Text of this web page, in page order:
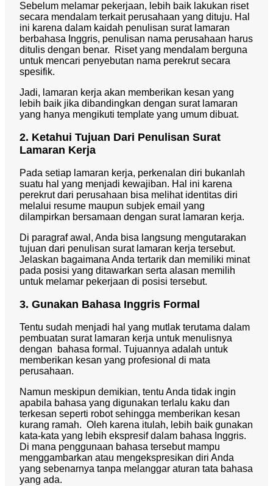
Sebelum melamar pekerjaan, lebih baik lakukan riset
secara mendalam terkait perusahaan yang dituju. Hal
ini karena dalam kaidah penulisan surat lamaran
berbahasa Inggris, penulisan nama perusahaan harus
ditulis dengan benar. Riset yang mendalam berguna
untuk mencari penyebutan nama perekrut secara
spesifik.
Jadi, lamaran kerja akan memberikan kesan yang
lebih baik jika dibandingkan dengan surat lamaran
yang hanya mengikuti template yang umum dibuat.
2. Ketahui Tujuan Dari Penulisan Surat
Lamaran Kerja
Pada setiap lamaran kerja, perkenalan diri bukanlah
suatu hal yang menjadi kewajiban. Hal ini karena
perekrut dari perusahaan bisa melihat identitas diri
melalui resume maupun subjek email yang
dilampirkan bersamaan dengan surat lamaran kerja.
Di paragraf awal, Anda bisa langsung mengutarakan
tujuan dari penulisan surat lamaran kerja tersebut.
Jelaskan bagaimana Anda tertarik dan memiliki minat
pada posisi yang ditawarkan serta alasan memilih
untuk melamar pekerjaan di posisi tersebut.
3. Gunakan Bahasa Inggris Formal
Tentu sudah menjadi hal yang mutlak terutama dalam
pembuatan surat lamaran kerja untuk menulisnya
dengan bahasa formal. Tujuannya adalah untuk
memberikan kesan yang profesional di mata
perusahaan.
Namun meskipun demikian, tentu Anda tidak ingin
apabila bahasa yang digunakan terlalu kaku dan
terkesan seperti robot sehingga memberikan kesan
kurang ramah. Oleh karena itulah, lebih baik gunakan
kata-kata yang lebih ekspresif dalam bahasa Inggris.
Di mana penggunaan bahasa tersebut mampu
menggambarkan atau mengekspresikan diri Anda
yang sebenarnya tanpa melanggar aturan tata bahasa
yang ada.